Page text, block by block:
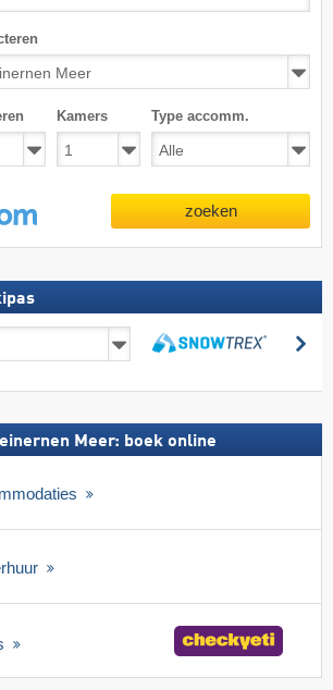
Kamers Type accomm.
zoeken
Meer: boek online